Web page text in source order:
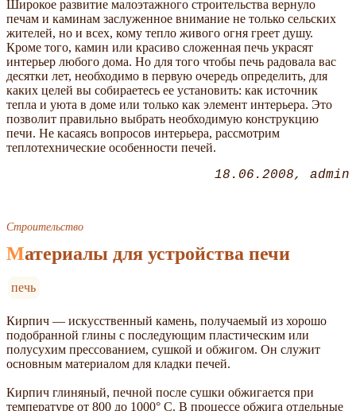
Широкое развитие малоэтажного строительства вернуло
печам и каминам заслуженное внимание не только сельских
жителей, но и всех, кому тепло живого огня греет душу.
Кроме того, камин или красиво сложенная печь украсят
интерьер любого дома. Но для того чтобы печь радовала вас
десятки лет, необходимо в первую очередь определить, для
каких целей вы собираетесь ее установить: как источник
тепла и уюта в доме или только как элемент интерьера. Это
позволит правильно выбрать необходимую конструкцию
печи. Не касаясь вопросов интерьера, рассмотрим
теплотехнические особенности печей.
18.06.2008 admin
Строительство
Материалы для устройства печи
печь
Кирпич — искусственный камень, получаемый из хорошо
подобранной глины с последующим пластическим или
полусухим прессованием, сушкой и обжигом. Он служит
основным материалом для кладки печей.
Кирпич глиняный, печной после сушки обжигается при
температуре от 800 до 1000° С. В процессе обжига отдельные